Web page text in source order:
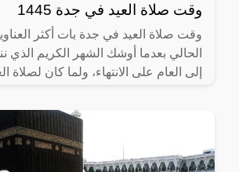
وقت صلاة العيد في جدة 1445
وقت صلاة العيد في جدة بات أكثر
الحالي بعدما أوشك الشهر الكريم الذي
إلى العام على الانتهاء، ولما كان لصلاة